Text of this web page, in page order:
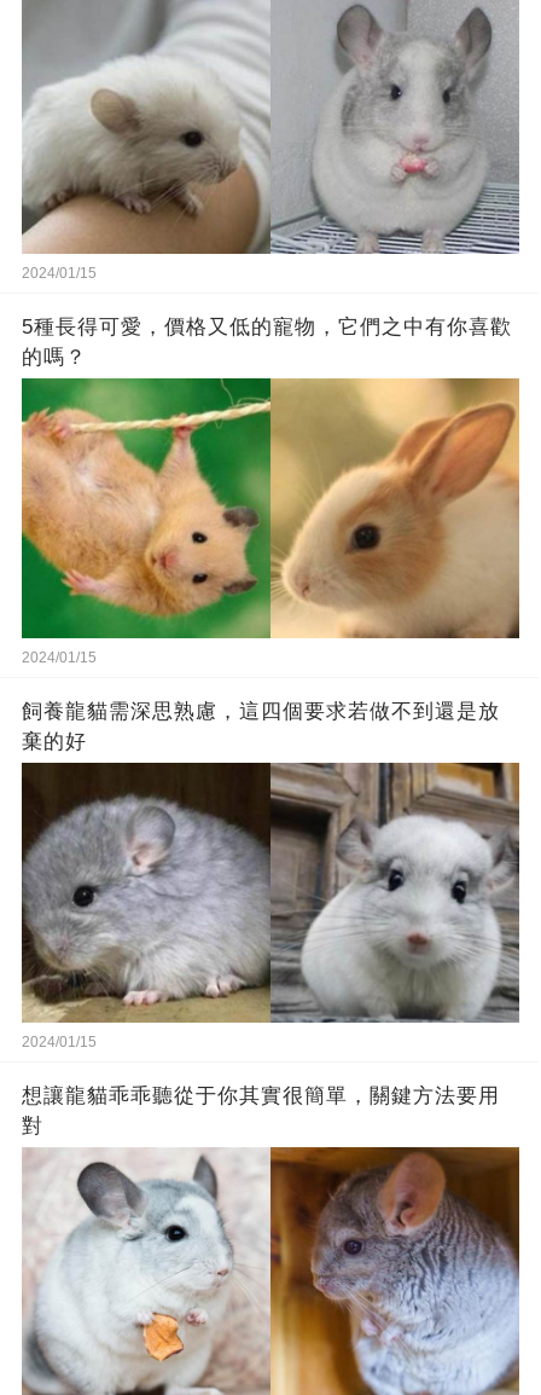
2024/01/15
5種長得可愛，價格又低的寵物，它們之中有你喜歡
的嗎？
2024/01/15
飼養龍貓需深思熟慮，這四個要求若做不到還是放
棄的好
2024/01/15
想讓龍貓乖乖聽從于你其實很簡單，關鍵方法要用
對